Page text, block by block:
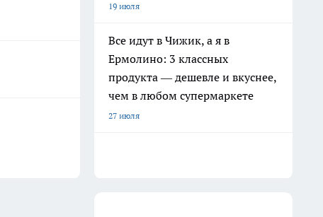
19 июля
Все идут в Чижик, а я в
Ермолино: 3 классных
продукта — дешевле и вкуснее,
чем в любом супермаркете
27 июля